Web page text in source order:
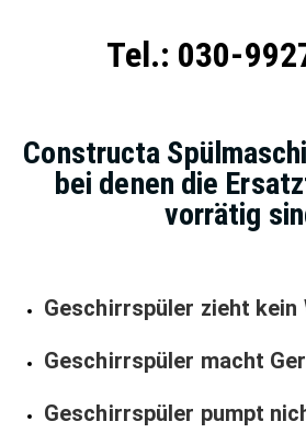
Tel.: 030-
Constructa
bei denen die
vorrätig
Geschirrspüler zieht kein
Geschirrspüler macht
Geschirrspüler pumpt